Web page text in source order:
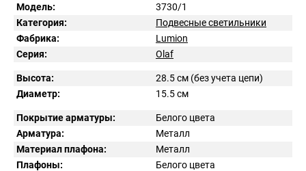
Модель:
3730/1
Категория:
Подвесные светильники
Фабрика:
Lumion
Серия:
Olaf
Высота:
28.5 см (без учета цепи)
Диаметр:
15.5 см
Покрытие арматуры:
Белого цвета
Арматура:
Металл
Материал плафона:
Металл
Плафоны:
Белого цвета